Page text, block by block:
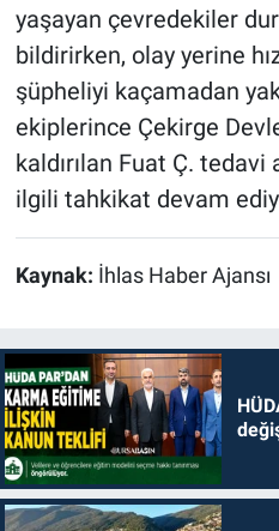
yaşayan çevredekiler
bildirirken, olay yerine
şüpheliyi kaçamadan
ekiplerince Çekirge
kaldırılan Fuat Ç. tedavi
ilgili tahkikat devam
Kaynak: İhlas Haber Ajansı